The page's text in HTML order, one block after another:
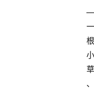
—
一
根
小
草
、